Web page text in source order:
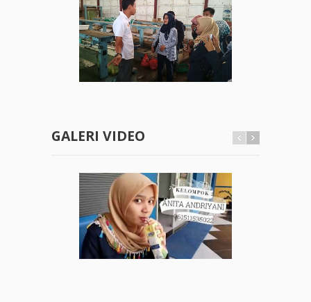
GALERI VIDEO